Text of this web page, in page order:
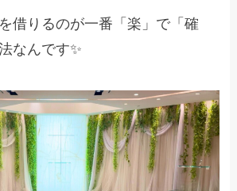
借りるのが一番「楽」で「確
なんです✨